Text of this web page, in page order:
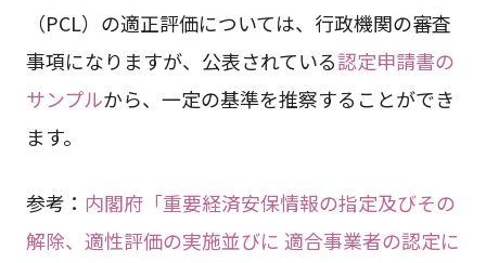
（PCL）の適正評価については、行政機関の審査
事項になりますが、公表されている認定申請書の
サンプルから、一定の基準を推察することができ
ます。
参考： 内閣府「重要経済安保情報の指定及びその
解除、適性評価の実施並びに 適合事業者の認定に